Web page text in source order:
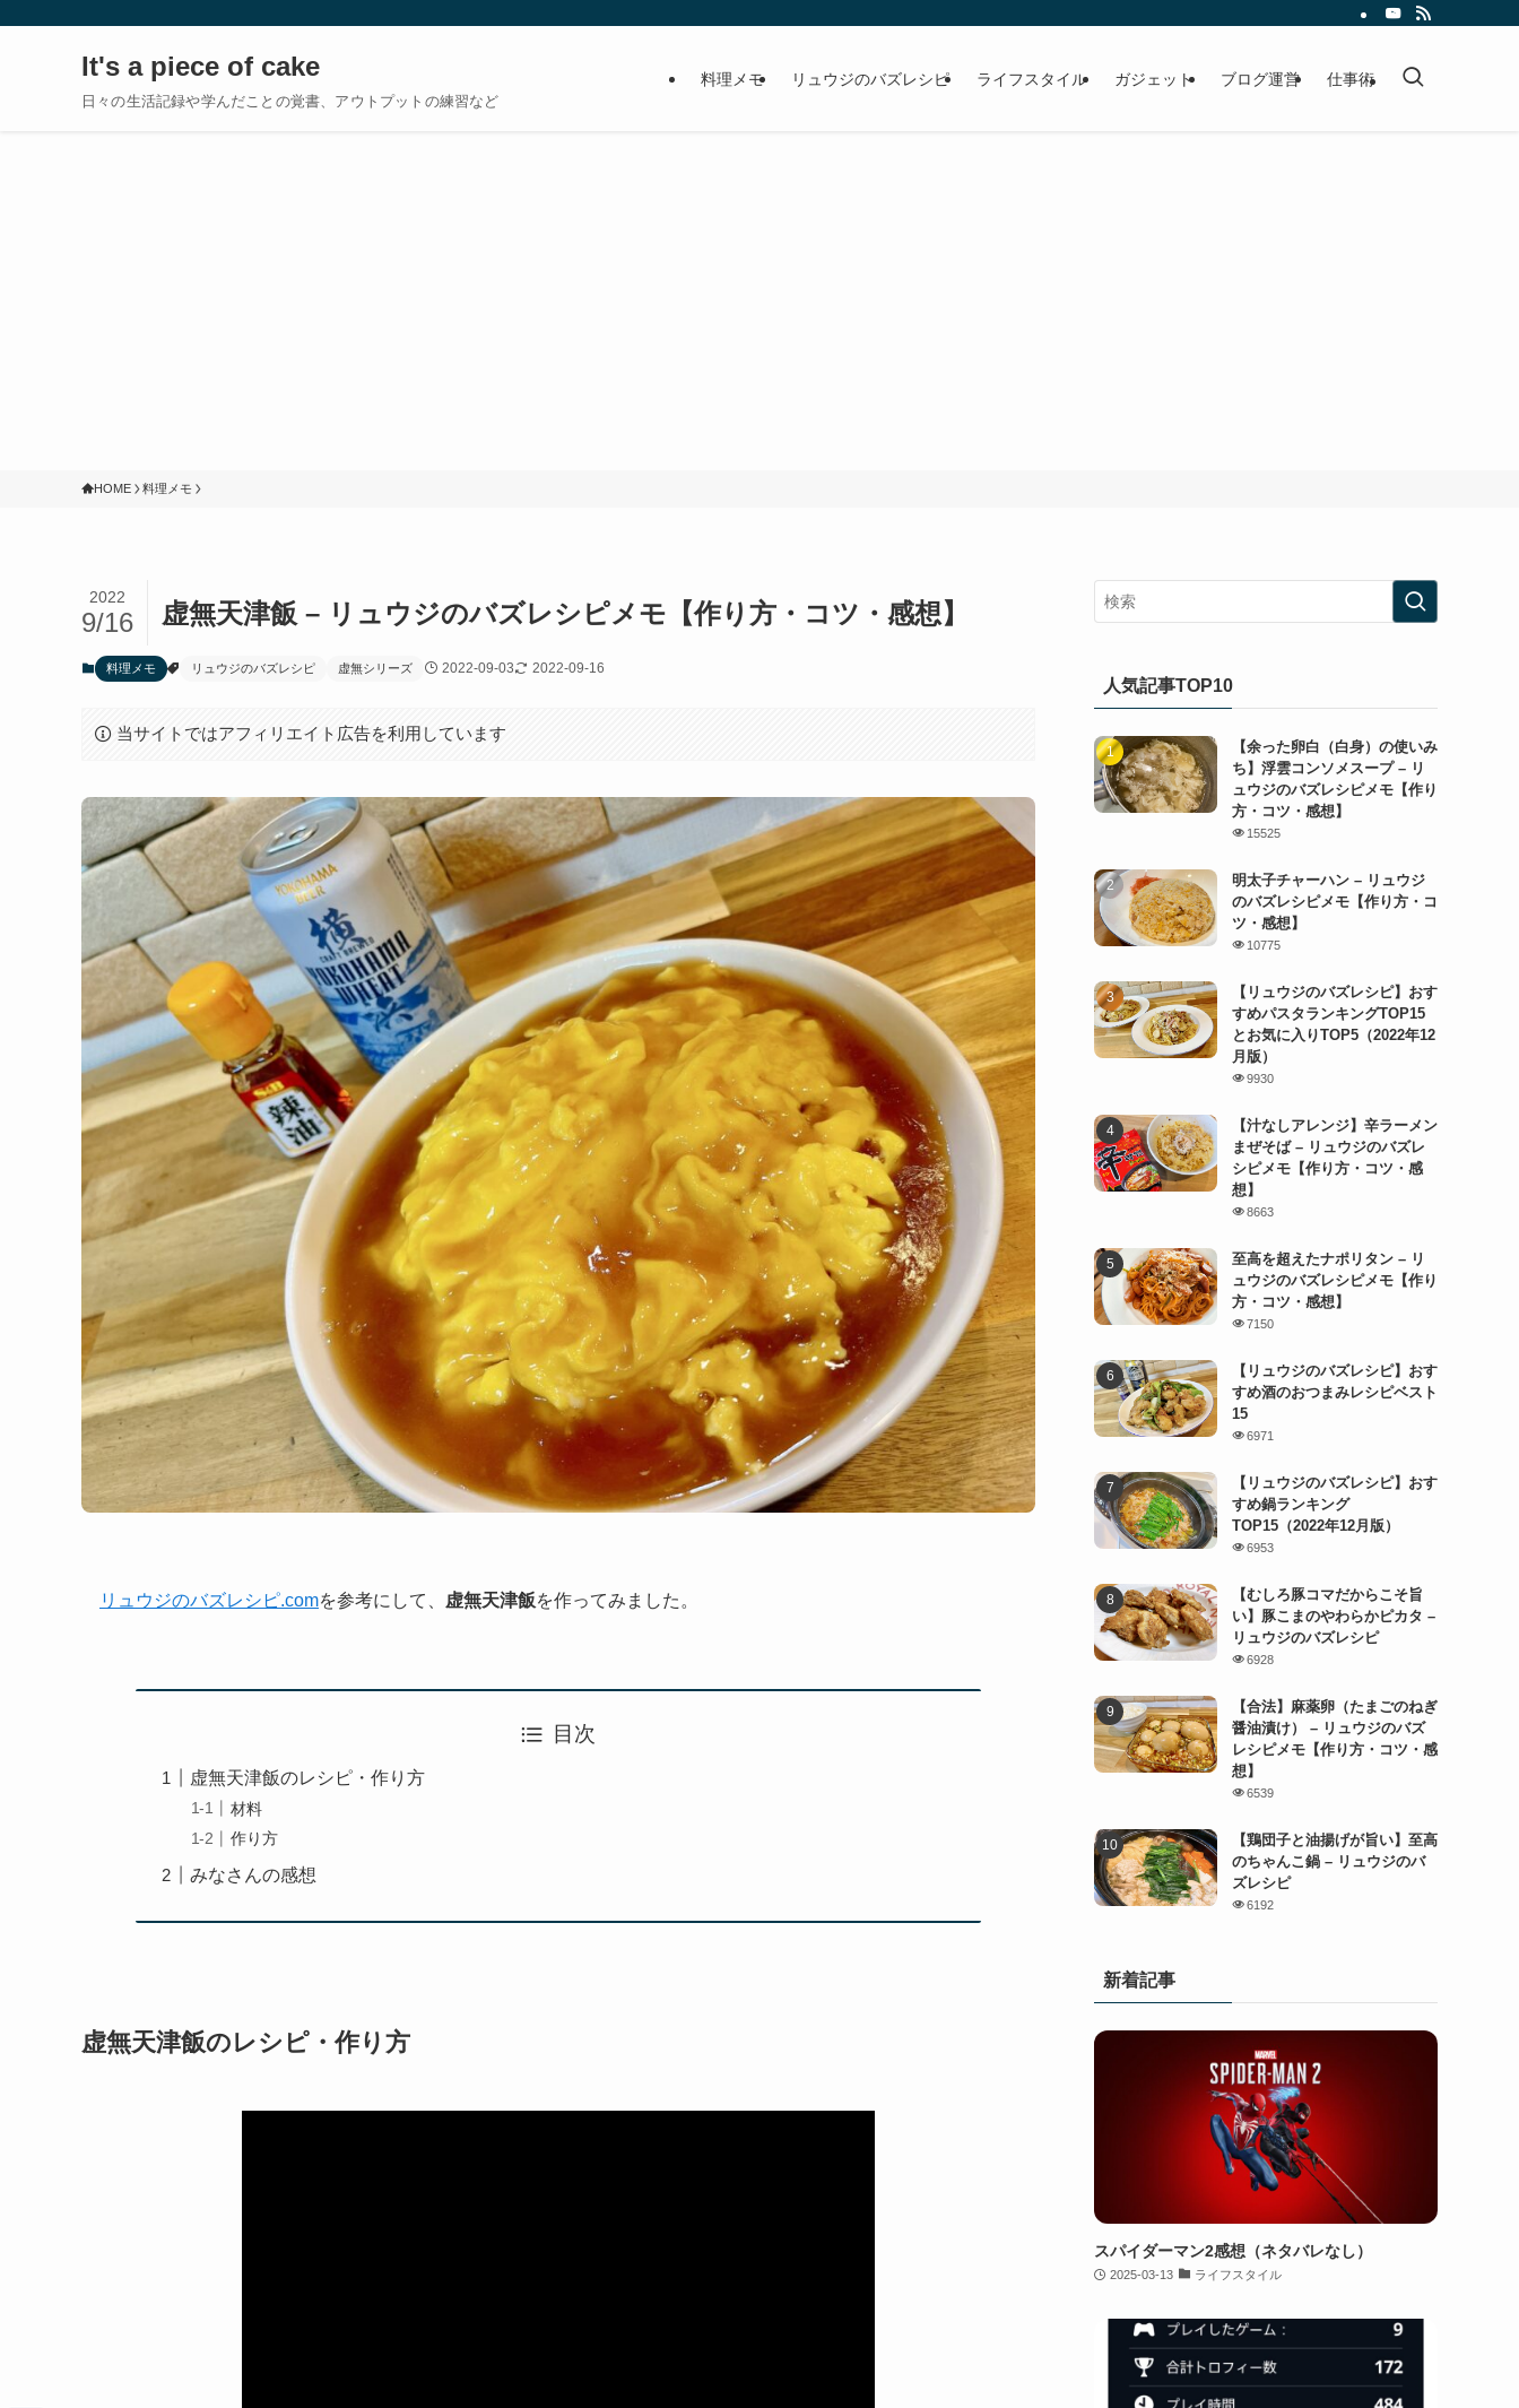
It's a piece of cake
日々の生活記録や学んだことの覚書、アウトプットの練習など
料理メモ リュウジのバズレシピ ライフスタイル ガジェット ブログ運営 仕事術
HOME 料理メモ
虚無天津飯 – リュウジのバズレシピメモ【作り方・コツ・感想】
2022
9/16
料理メモ リュウジのバズレシピ 虚無シリーズ 2022-09-03 2022-09-16
当サイトではアフィリエイト広告を利用しています
リュウジのバズレシピ.comを参考にして、 虚無天津飯を作ってみました。
目次
虚無天津飯のレシピ・作り方
材料
作り方
みなさんの感想
虚無天津飯のレシピ・作り方
人気記事TOP10
【余った卵白（白身）の使いみ
ち】浮雲コンソメスープ – リ
ュウジのバズレシピメモ【作り
方・コツ・感想】
15525
明太子チャーハン – リュウジ
のバズレシピメモ【作り方・コ
ツ・感想】
10775
【リュウジのバズレシピ】おす
すめパスタランキングTOP15
とお気に入りTOP5（2022年12
月版）
9930
【汁なしアレンジ】辛ラーメン
まぜそば – リュウジのバズレ
シピメモ【作り方・コツ・感
想】
8663
至高を超えたナポリタン – リ
ュウジのバズレシピメモ【作り
方・コツ・感想】
7150
【リュウジのバズレシピ】おす
すめ酒のおつまみレシピベスト
15
6971
【リュウジのバズレシピ】おす
すめ鍋ランキング
TOP15（2022年12月版）
6953
【むしろ豚コマだからこそ旨
い】豚こまのやわらかピカタ –
リュウジのバズレシピ
6928
【合法】麻薬卵（たまごのねぎ
醤油漬け） – リュウジのバズ
レシピメモ【作り方・コツ・感
想】
6539
【鶏団子と油揚げが旨い】至高
のちゃんこ鍋 – リュウジのバ
ズレシピ
6192
新着記事
スパイダーマン2感想（ネタバレなし）
2025-03-13 ライフスタイル